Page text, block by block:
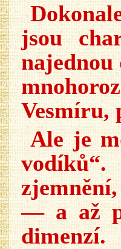
jsou
Vesmíru,
Ale je
— a až
dimenzí.